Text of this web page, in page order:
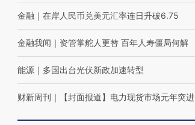
金融 ｜ 在岸人民币兑美元汇率连日升破6.75
金融我闻 ｜ 资管掌舵人更替 百年人寿僵局何解
能源 ｜ 多国出台光伏新政加速转型
财新周刊 ｜ 【封面报道】电力现货市场元年突进